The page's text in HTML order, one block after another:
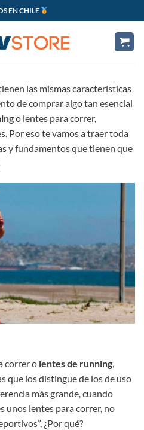
EN CHILE
las mismas características
de comprar algo tan esencial
o lentes para correr,
Por eso te vamos a traer toda
y fundamentos que tienen que
correr o lentes de running,
que los distingue de los de uso
más grande, cuando
unos lentes para correr, no
¿Por qué?